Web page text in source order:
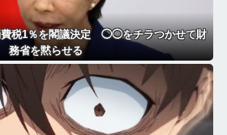
費税1％を閣議決定 ◯◯をチラつかせて財
務省を黙らせる